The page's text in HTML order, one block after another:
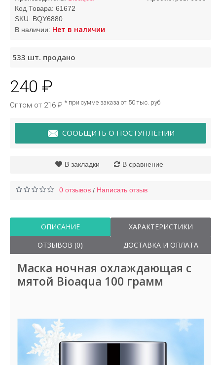
Код Товара: 61672
SKU: BQY6880
В наличии: Нет в наличии
533 шт. продано
240 ₽
Оптом от 216 ₽ * при сумме заказа от 50 тыс. руб
СООБЩИТЬ О ПОСТУПЛЕНИИ
В закладки В сравнение
0 отзывов / Написать отзыв
ОПИСАНИЕ
ХАРАКТЕРИСТИКИ
ОТЗЫВОВ (0)
ДОСТАВКА И ОПЛАТА
Маска ночная охлаждающая с
мятой Bioaqua 100 грамм